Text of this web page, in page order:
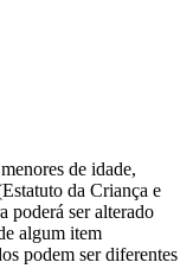
de idade,
da Criança e
poderá ser alterado
algum item
podem ser diferentes